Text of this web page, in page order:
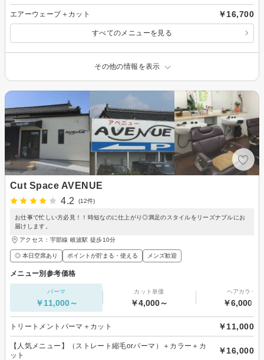
エアーウェーブ＋カット ￥16,700
すべてのメニューを見る
その他の情報を表示
Cut Space AVENUE
4.2
(12件)
お仕事で忙しい方必見！！時短なのに仕上がり◎満足のスタイルをリーズナブルにお
届けします。
アクセス：宇部線 岐波駅 徒歩10分
◎ 本日空席あり ポイントが貯まる・使える メンズ歓迎
メニュー別参考価格
パーマ
￥11,000～
カット単価
￥4,000～
ヘアカラー
￥6,000～
トリートメントパーマ＋カット ￥11,000
【人気メニュー】（ストレート縮毛orパーマ）＋カラー＋カ
ット
￥16,000